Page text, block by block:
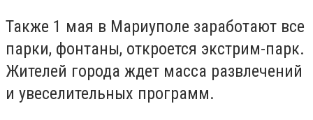
Также 1 мая в Мариуполе заработают все
парки, фонтаны, откроется экстрим-парк.
Жителей города ждет масса развлечений
и увеселительных программ.